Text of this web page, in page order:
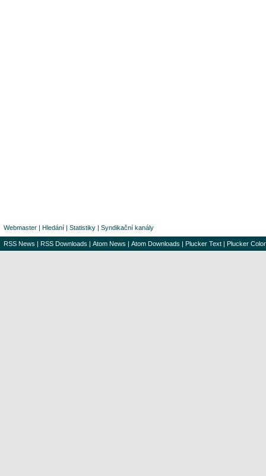
Webmaster | Hledání | Statistiky | Syndikační kanály
RSS News | RSS Downloads | Atom News | Atom Downloads | Plucker Text | Plucker Color